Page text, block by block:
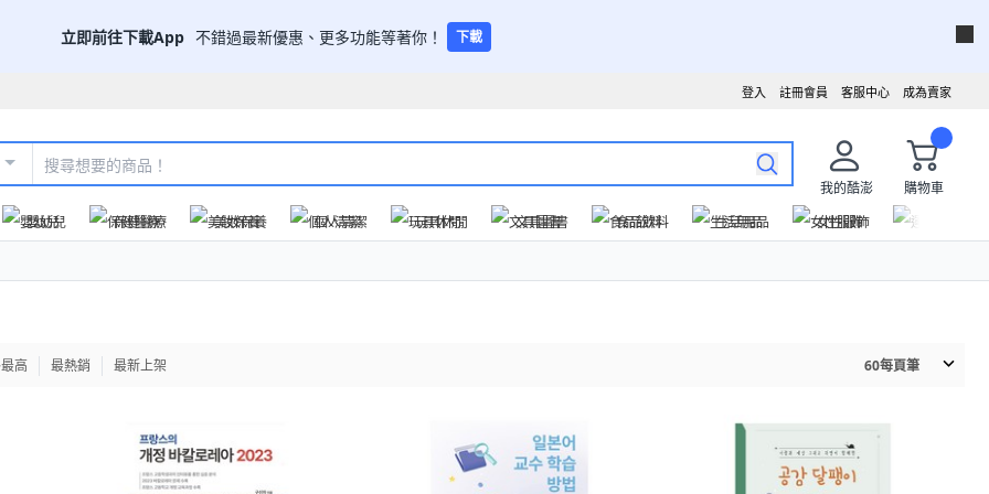
立即前往下載App 不錯過最新優惠、更多功能等著你！ 下載
成為賣家
客服中心
註冊會員
登入
我的酷澎
購物車
嬰幼兒
保健醫療 美妝保養 個人清潔 玩具休閒 文具圖書 食品飲料 生活用品 女性服飾
高 最熱銷 最新上架 60每頁筆